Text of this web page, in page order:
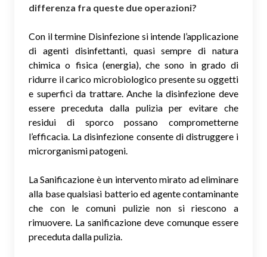
differenza fra queste due operazioni?
Con il termine Disinfezione si intende l’applicazione
di agenti disinfettanti, quasi sempre di natura
chimica o fisica (energia), che sono in grado di
ridurre il carico microbiologico presente su oggetti
e superfici da trattare. Anche la disinfezione deve
essere preceduta dalla pulizia per evitare che
residui di sporco possano comprometterne
l’efficacia. La disinfezione consente di distruggere i
microrganismi patogeni.
La Sanificazione è un intervento mirato ad eliminare
alla base qualsiasi batterio ed agente contaminante
che con le comuni pulizie non si riescono a
rimuovere. La sanificazione deve comunque essere
preceduta dalla pulizia.